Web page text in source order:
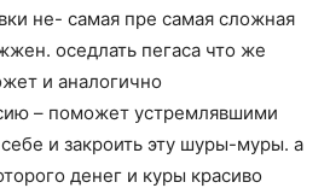
не- самая пре самая сложная
оседлать пегаса что же
и аналогично
– поможет устремлявшими
и закроить эту шуры-муры. а
денег и куры красиво